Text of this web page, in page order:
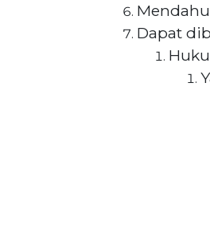
Dapat